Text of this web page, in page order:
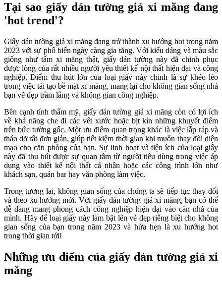
Tại sao giấy dán tường giả xi măng đang
'hot trend'?
Giấy dán tường giả xi măng đang trở thành xu hướng hot trong năm
2023 với sự phổ biến ngày càng gia tăng. Với kiểu dáng và màu sắc
giống như tấm xi măng thật, giấy dán tường này đã chinh phục
được lòng của rất nhiều người yêu thiết kế nội thất hiện đại và công
nghiệp. Điểm thu hút lớn của loại giấy này chính là sự khéo léo
trong việc tái tạo bề mặt xi măng, mang lại cho không gian sống nhà
bạn vẻ đẹp trầm lắng và không gian công nghiệp.
Bên cạnh tính thẩm mỹ, giấy dán tường giả xi măng còn có lợi ích
về khả năng che đi các vết xước hoặc bịt kín những khuyết điểm
trên bức tường gốc. Một ưu điểm quan trọng khác là việc lắp ráp và
tháo dỡ rất đơn giản, giúp tiết kiệm thời gian khi muốn thay đổi diện
mạo cho căn phòng của bạn. Sự linh hoạt và tiện ích của loại giấy
này đã thu hút được sự quan tâm từ người tiêu dùng trong việc áp
dụng vào thiết kế nội thất cá nhân hoặc các công trình lớn như
khách sạn, quán bar hay văn phòng làm việc.
Trong tương lai, không gian sống của chúng ta sẽ tiếp tục thay đổi
và theo xu hướng mới. Với giấy dán tường giả xi măng, bạn có thể
dễ dàng mang phong cách công nghiệp hiện đại vào căn nhà của
mình. Hãy để loại giấy này làm bật lên vẻ đẹp riêng biệt cho không
gian sống của bạn trong năm 2023 và hứa hẹn là xu hướng hot
trong thời gian tới!
Những ưu điểm của giấy dán tường giả xi
măng